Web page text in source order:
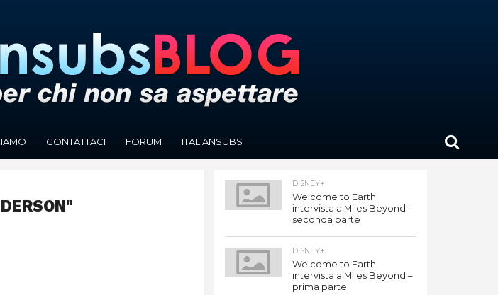
CONTATTACI FORUM ITALIANSUBS
DISNEY+
Welcome to Earth:
intervista a Miles Beyond –
seconda parte
DISNEY+
Welcome to Earth:
intervista a Miles Beyond –
prima parte